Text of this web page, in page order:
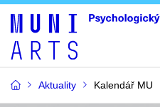
Aktuality Kalendář MU